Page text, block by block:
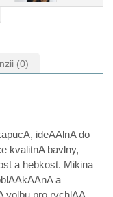
(0)
ideAAlnA do
kvalitnA bavlny,
a hebkost. Mikina
a
volbu pro rychlAA